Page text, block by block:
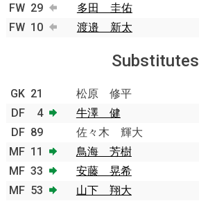
FW 29 多田 圭佑
FW 10 渡邉 新太
Substitutes
GK 21
松原 修平
DF
4 牛澤 健
DF 89
佐々木 輝大
MF 11 鳥海 芳樹
MF 33 安藤 晃希
MF 53 山下 翔大